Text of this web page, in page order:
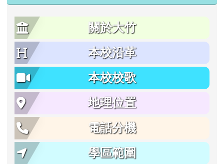
關於大竹
本校沿革
本校校歌
地理位置
電話分機
學區範圍